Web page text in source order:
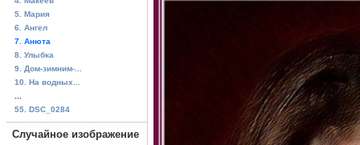
5. Мария
6. Ангел
7. Анюта
8. Улыбка
9. Дом-зимним-...
10. На водных...
55. DSC_0284
Случайное изображение